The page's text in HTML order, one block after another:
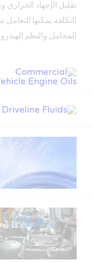
تقليل الإجهاد
التكلفة يمكنها
المحامل والنظم